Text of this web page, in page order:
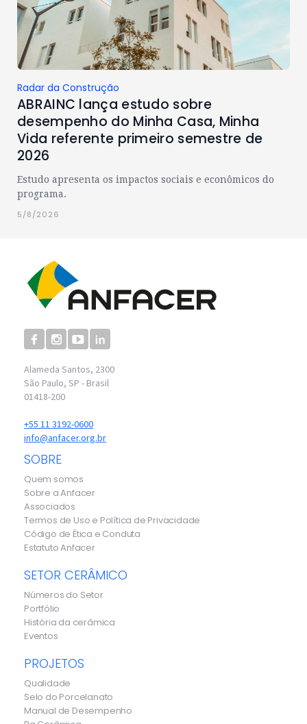
Radar da Construção
ABRAINC lança estudo sobre
desempenho do Minha Casa, Minha
Vida referente primeiro semestre de
2026
Estudo apresenta os impactos sociais e econômicos do
programa.
5/8/2026
Alameda Santos, 2300
São Paulo, SP - Brasil
01418-200
+55 11 3192-0600
info@anfacer.org.br
SOBRE
Quem somos
Sobre a Anfacer
Associados
Termos de Uso e Política de Privacidade
Código de Ética e Conduta
Estatuto Anfacer
SETOR CERÂMICO
Números do Setor
Portfólio
História da cerâmica
Eventos
PROJETOS
Qualidade
Selo do Porcelanato
Manual de Desempenho